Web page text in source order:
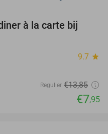
43%
à la carte bij
9.7 star
Regulier €13,85
€7,95